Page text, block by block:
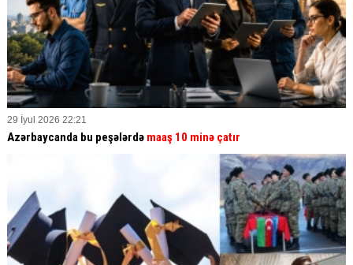
29 İyul 2026 22:21
Azərbaycanda bu peşələrdə maaş 10 minə çatır